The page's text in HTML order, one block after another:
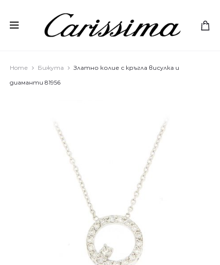
Home Бижута
Златно колие с кръгла висулка и
диаманти 81956